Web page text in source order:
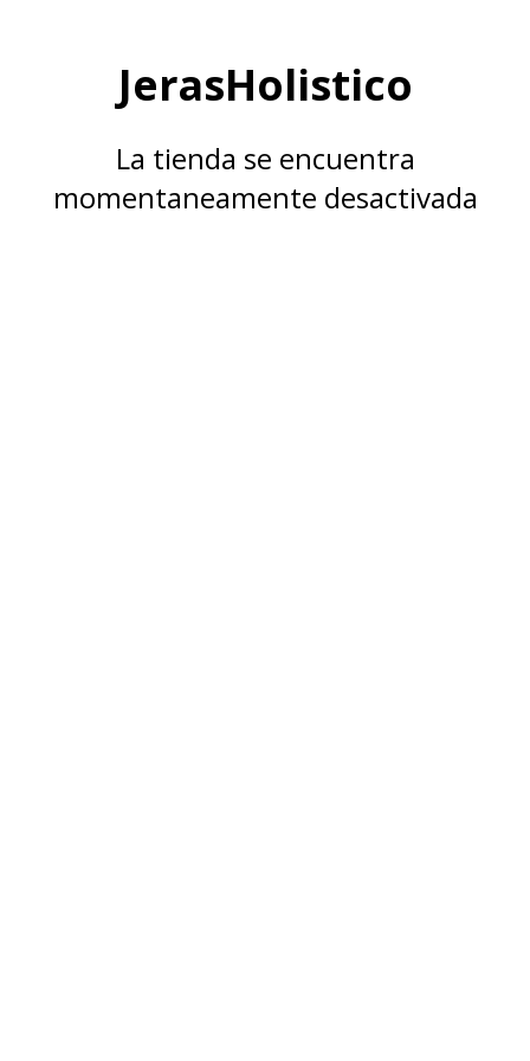
JerasHolistico
La tienda se encuentra
momentaneamente desactivada